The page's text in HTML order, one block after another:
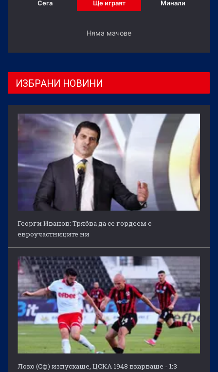
Сега Ще играят Минали
Няма мачове
ИЗБРАНИ НОВИНИ
Георги Иванов: Трябва да се гордеем с
евроучастниците ни
Локо (Сф) изпускаше, ЦСКА 1948 вкарваше - 1:3